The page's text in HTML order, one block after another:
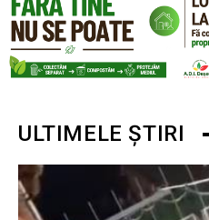
ULTIMELE ȘTIRI